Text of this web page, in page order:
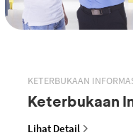
KETERBUKAAN
Keterbukaan
Lihat Detail